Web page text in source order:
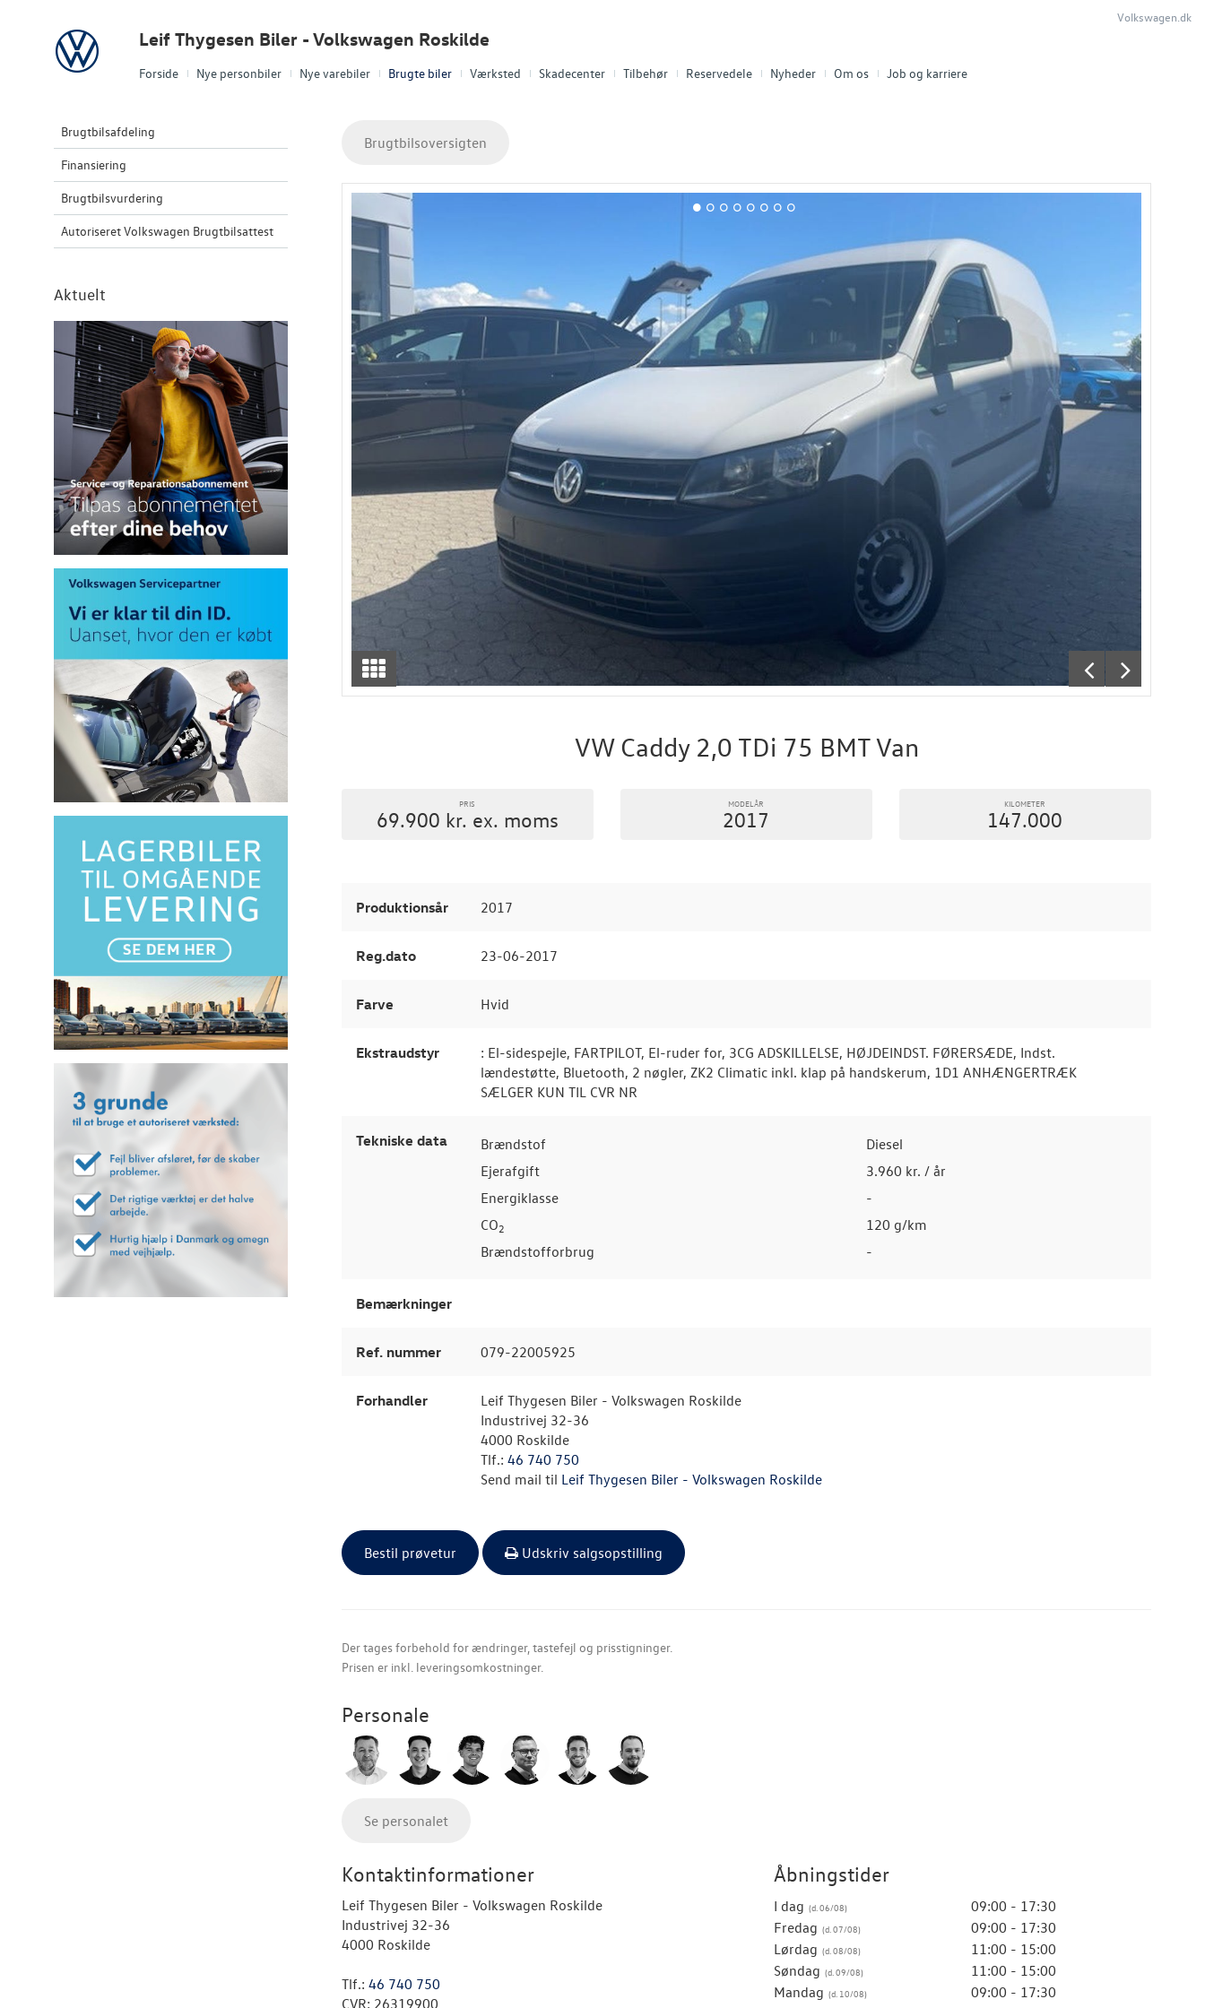
Forside Nye personbiler Nye varebiler Brugte biler Værksted Skadecenter Tilbehør Reservedele Nyheder Om os Job og karriere
Volkswagen Leif Thygesen Biler - Volkswagen Roskilde
Volkswagen.dk
Brugtbilsafdeling
Finansiering
Brugtbilsvurdering
Autoriseret Volkswagen Brugtbilsattest
Aktuelt
Brugtbilsoversigten
VW Caddy 2,0 TDi 75 BMT Van
PRIS
69.900 kr. ex. moms
MODELÅR
2017
KILOMETER
147.000
Produktionsår 2017
Reg.dato 23-06-2017
Farve Hvid
Ekstraudstyr
: El-sidespejle, FARTPILOT, El-ruder for, 3CG ADSKILLELSE, HØJDEINDST. FØRERSÆDE, Indst.
lændestøtte, Bluetooth, 2 nøgler, ZK2 Climatic inkl. klap på handskerum, 1D1 ANHÆNGERTRÆK
SÆLGER KUN TIL CVR NR
Tekniske data Brændstof
Diesel
Ejerafgift
3.960 kr. / år
Energiklasse
-
CO2
120 g/km
Brændstofforbrug
-
Bemærkninger
Ref. nummer 079-22005925
Forhandler
Leif Thygesen Biler - Volkswagen Roskilde
Industrivej 32-36
4000 Roskilde
Tlf.: 46 740 750
Send mail til Leif Thygesen Biler - Volkswagen Roskilde
Bestil prøvetur Udskriv salgsopstilling
Der tages forbehold for ændringer, tastefejl og prisstigninger.
Prisen er inkl. leveringsomkostninger.
Personale
Se personalet
Kontaktinformationer
Leif Thygesen Biler - Volkswagen Roskilde
Industrivej 32-36
4000 Roskilde
Tlf.: 46 740 750
CVR: 26319900
Åbningstider
I dag
09:00 - 17:30
Fredag
09:00 - 17:30
Lørdag
11:00 - 15:00
Søndag
11:00 - 15:00
Mandag
09:00 - 17:30